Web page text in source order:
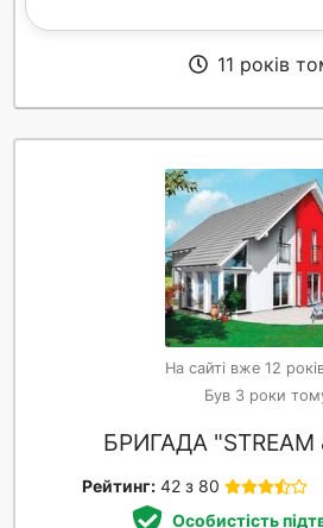
11 років
На сайті вже 12
Був 3 роки
БРИГАДА "STREAM
Рейтинг: 42 з 80
Особистість